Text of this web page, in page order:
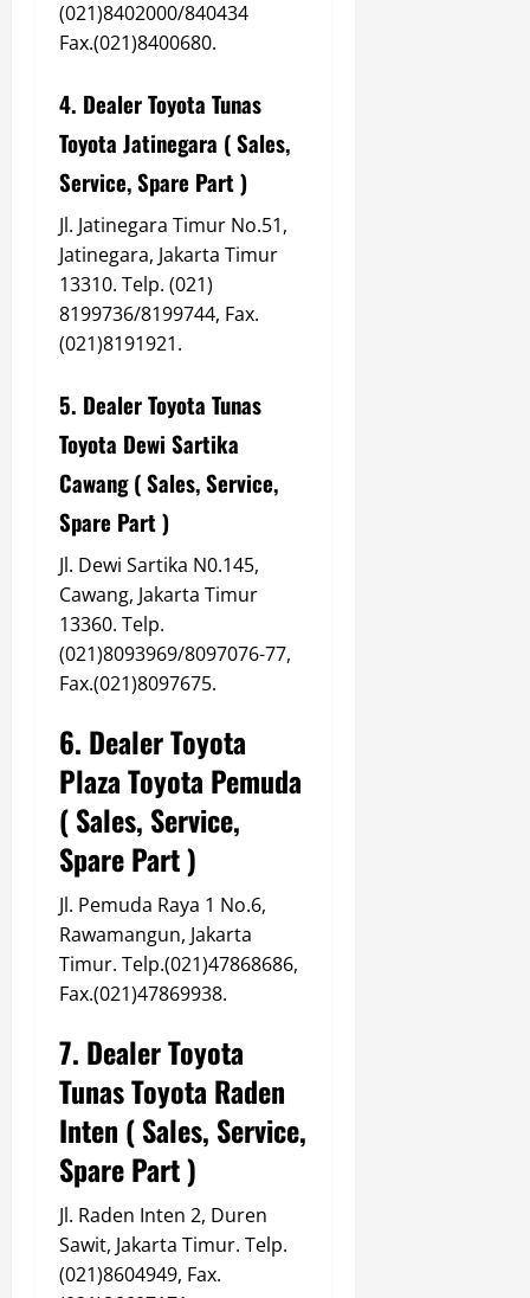
(021)8402000/840434
Fax.(021)8400680.
4. Dealer Toyota Tunas
Toyota Jatinegara ( Sales,
Service, Spare Part )
Jl. Jatinegara Timur No.51,
Jatinegara, Jakarta Timur
13310. Telp. (021)
8199736/8199744, Fax.
(021)8191921.
5. Dealer Toyota Tunas
Toyota Dewi Sartika
Cawang ( Sales, Service,
Spare Part )
Jl. Dewi Sartika N0.145,
Cawang, Jakarta Timur
13360. Telp.
(021)8093969/8097076-77,
Fax.(021)8097675.
6. Dealer Toyota
Plaza Toyota Pemuda
( Sales, Service,
Spare Part )
Jl. Pemuda Raya 1 No.6,
Rawamangun, Jakarta
Timur. Telp.(021)47868686,
Fax.(021)47869938.
7. Dealer Toyota
Tunas Toyota Raden
Inten ( Sales, Service,
Spare Part )
Jl. Raden Inten 2, Duren
Sawit, Jakarta Timur. Telp.
(021)8604949, Fax.